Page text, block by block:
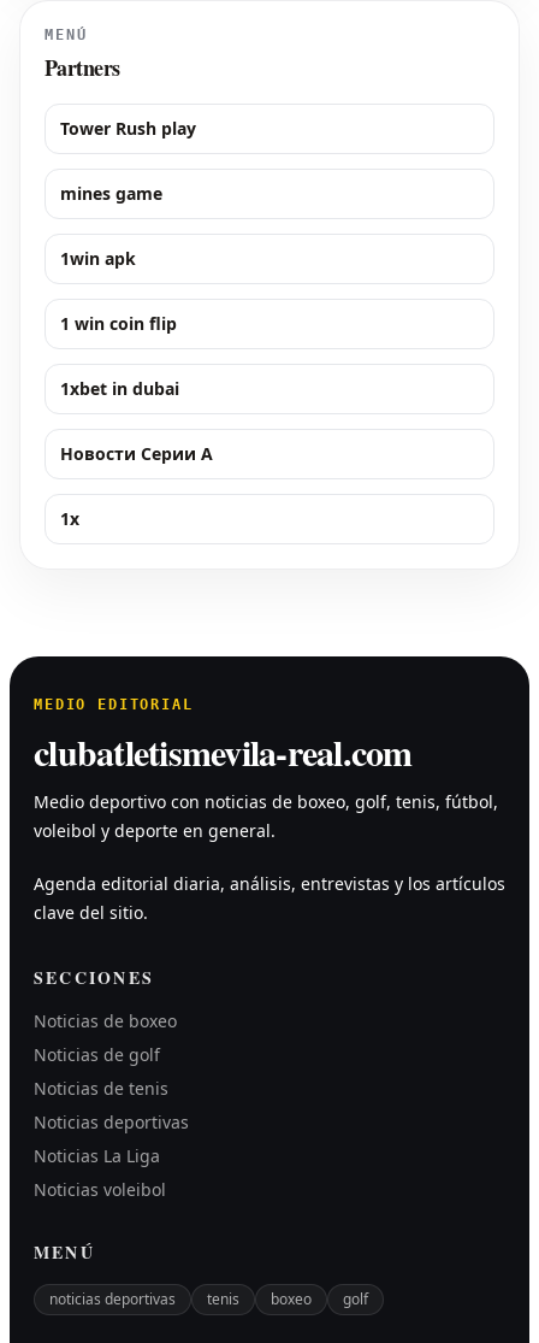
MENÚ
Partners
Tower Rush play
mines game
1win apk
1 win coin flip
1xbet in dubai
Новости Серии А
1x
MEDIO EDITORIAL
clubatletismevila-real.com
Medio deportivo con noticias de boxeo, golf, tenis, fútbol,
voleibol y deporte en general.
Agenda editorial diaria, análisis, entrevistas y los artículos
clave del sitio.
SECCIONES
Noticias de boxeo
Noticias de golf
Noticias de tenis
Noticias deportivas
Noticias La Liga
Noticias voleibol
MENÚ
noticias deportivas tenis boxeo golf